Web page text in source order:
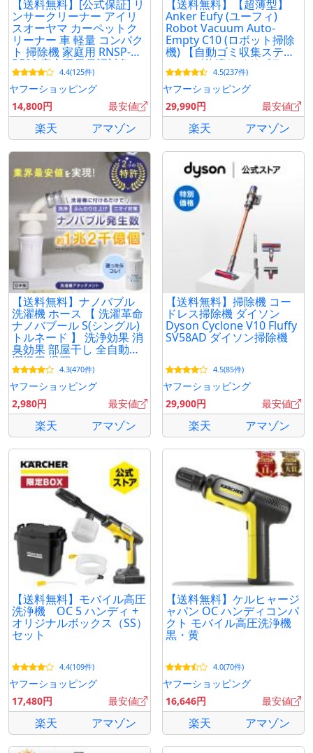
【送料無料】[公式保証] リ
ンサークリーナー アイリ
スオーヤマ カーペットク
リーナー 車 軽量 コンパク
ト 掃除機 家庭用 RNSP-
P500 安心延長保証対象
4.4(125件)
ヤフーショッピング
14,800円
最安値
楽天 アマゾン
【送料無料】【超薄型】
Anker Eufy (ユーフィ)
Robot Vacuum Auto-
Empty C10 (ロボット掃除
機) 【自動ゴミ収集ステー
ション/伸縮サイドブラ
シ】 4.5(237件)
ヤフーショッピング
29,990円
最安値
楽天 アマゾン
【送料無料】ナノバブル
洗濯機 ホース 【 洗濯革命
ナノバブール S(シングル)
トルネード 】 洗浄効果 消
臭効果 部屋干し 全自動洗
濯機用 爆買
4.3(470件)
ヤフーショッピング
2,980円
最安値
楽天 アマゾン
【送料無料】掃除機 コー
ドレス掃除機 ダイソン
Dyson Cyclone V10 Fluffy
SV58AD ダイソン掃除機
4.5(85件)
ヤフーショッピング
29,900円
最安値
楽天 アマゾン
【送料無料】モバイル高圧
洗浄機 OC 5 ハンディ +
オリジナルボックス（SS）
セット
4.4(109件)
ヤフーショッピング
17,480円
最安値
楽天 アマゾン
【送料無料】ケルヒャージ
ャパン OC ハンディコンパ
クト モバイル高圧洗浄機
黒・黄
4.0(70件)
ヤフーショッピング
16,646円
最安値
楽天 アマゾン